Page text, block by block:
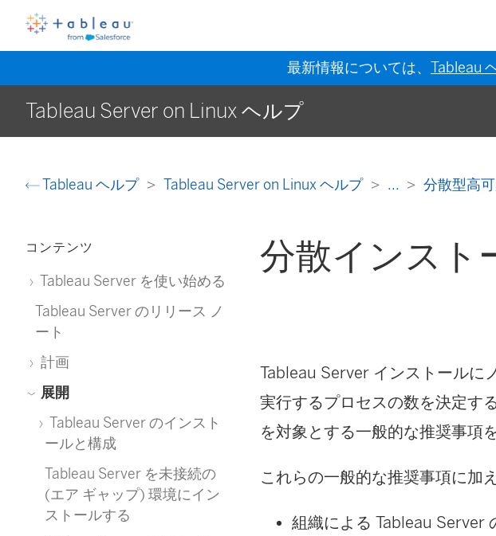
最新情報については、 Tableau
Tableau Server on Linux ヘルプ
Tableau ヘルプ Tableau Server on Linux ヘルプ ... 分散型高
コンテンツ
Tableau Server を使い始める
Tableau Server のリリース ノ
ート
計画
展開
Tableau Server のインスト
ールと構成
Tableau Server を未接続の
(エア ギャップ) 環境にイン
ストールする
分散インスト
Tableau Server インストールに
実行するプロセスの数を決定す
を対象とする一般的な推奨事項
これらの一般的な推奨事項に加
組織による Tableau Server